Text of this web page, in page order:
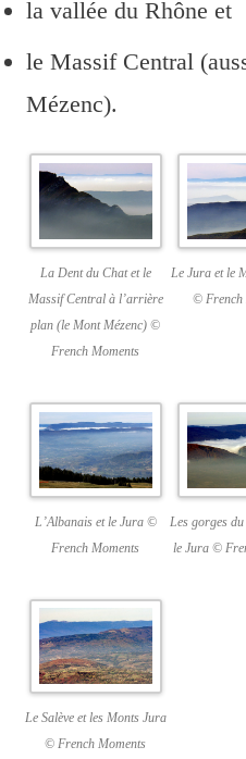
la vallée du Rhône et
le Massif Central
Mézenc).
La Dent du Chat et le
Massif Central à l’arrière
plan (le Mont Mézenc) ©
French Moments
Le Jura et le
© French
L’Albanais et le Jura ©
French Moments
Les gorges
le Jura ©
Le Salève et les Monts Jura
© French Moments